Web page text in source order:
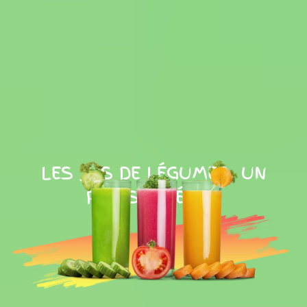
LES JUS DE LÉGUMES, UN
PLAISIR DÉTOX